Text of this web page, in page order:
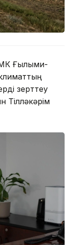
Ғылыми-
зерттеу
Тілләкәрім